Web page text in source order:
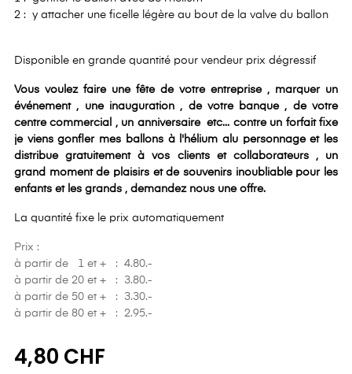
2 : y attacher une ficelle légère au bout de la valve du ballon
Disponible en grande quantité pour vendeur prix dégressif
Vous voulez faire une fête de votre entreprise , marquer un
événement , une inauguration , de votre banque , de votre
centre commercial , un anniversaire etc... contre un forfait fixe
je viens gonfler mes ballons à l'hélium alu personnage et les
distribue gratuitement à vos clients et collaborateurs , un
grand moment de plaisirs et de souvenirs inoubliable pour les
enfants et les grands , demandez nous une offre.
La quantité fixe le prix automatiquement
Prix :
à partir de 1 et + : 4.80.-
à partir de 20 et + : 3.80.-
à partir de 50 et + : 3.30.-
à partir de 80 et + : 2.95.-
4,80 CHF